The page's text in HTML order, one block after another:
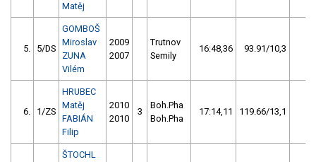
Matěj
5. 5/DS
GOMBOŠ
Miroslav
ZUNA
Vilém
2009
2007
Trutnov
Semily
16:48,36 93.91/10,3
6. 1/ZS
HRUBEC
Matěj
FABIÁN
Filip
2010
2010
3
Boh.Pha
Boh.Pha
17:14,11 119.66/13,1
ŠTOCHL